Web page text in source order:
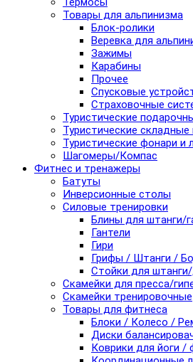
Товары для альпинизма
Блок-ролики
Веревка для
Зажимы
Карабины
Прочее
Спусковые
Страховочные
Туристические
Туристические складные
Туристические фонари и
Шагомеры/Компас
Фитнес и тренажеры
Батуты
Инверсионные столы
Силовые тренировки
Блины для штанги/
Гантели
Гири
Грифы / Штанги /
Стойки для
Скамейки для пресса/
Скамейки тренировочные
Товары для фитнеса
Блоки / Колесо /
Диски
Коврики для йоги /